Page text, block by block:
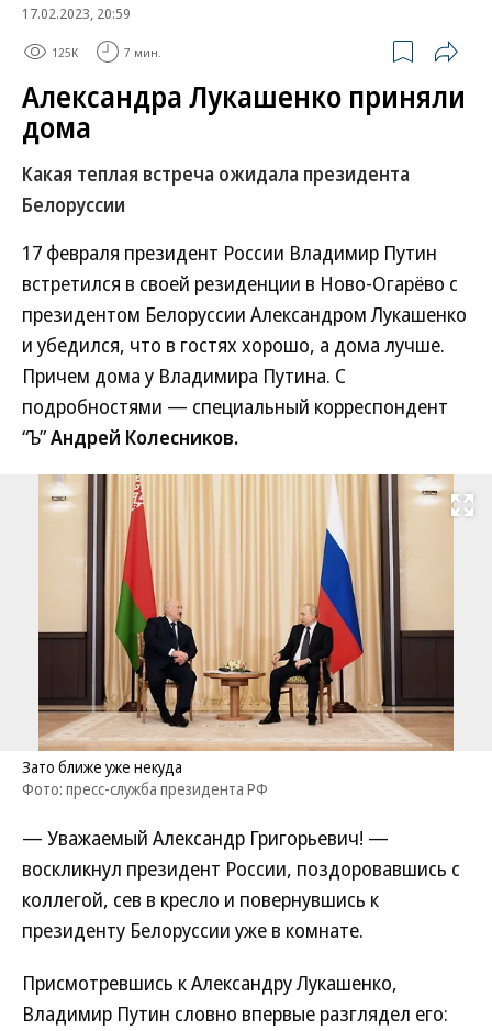
17.02.2023, 20:59
125K 7 мин.
Александра Лукашенко приняли
дома
Какая теплая встреча ожидала президента
Белоруссии
17 февраля президент России Владимир Путин
встретился в своей резиденции в Ново-Огарёво с
президентом Белоруссии Александром Лукашенко
и убедился, что в гостях хорошо, а дома лучше.
Причем дома у Владимира Путина. С
подробностями — специальный корреспондент
“Ъ”Андрей Колесников.
Развернуть
Зато ближе уже некуда
Фото: пресс-служба президента РФ
— Уважаемый Александр Григорьевич! —
воскликнул президент России, поздоровавшись с
коллегой, сев в кресло и повернувшись к
президенту Белоруссии уже в комнате.
Присмотревшись к Александру Лукашенко,
Владимир Путин словно впервые разглядел его: